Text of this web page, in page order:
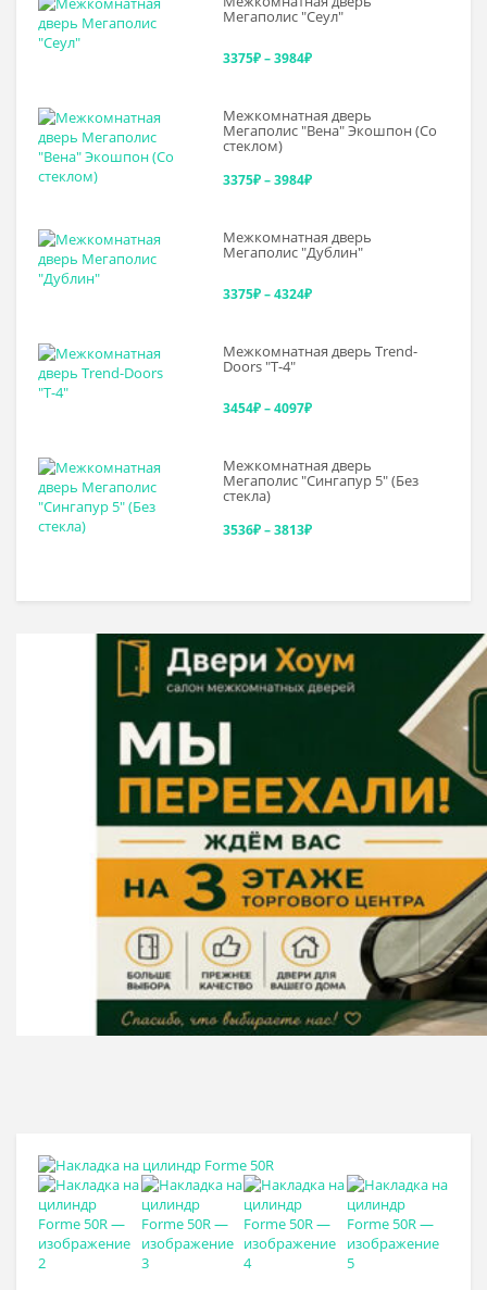
3375₽
Мегаполис "Сеул"
3375₽–3984₽Диапазон
3375₽
Межкомнатная дверь
Мегаполис "Вена" Экошпон (Со
стеклом)
3375₽–3984₽Диапазон
3375₽
Межкомнатная дверь
Мегаполис "Дублин"
3375₽–4324₽Диапазон
3375₽
Межкомнатная дверь Trend-
Doоrs "Т-4"
3454₽–4097₽Диапазон
3454₽
Межкомнатная дверь
Мегаполис "Сингапур 5" (Без
стекла)
3536₽–3813₽Диапазон
3813₽